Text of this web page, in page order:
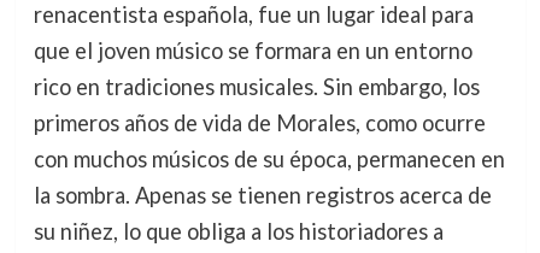
renacentista española, fue un lugar ideal para
que el joven músico se formara en un entorno
rico en tradiciones musicales. Sin embargo, los
primeros años de vida de Morales, como ocurre
con muchos músicos de su época, permanecen en
la sombra. Apenas se tienen registros acerca de
su niñez, lo que obliga a los historiadores a